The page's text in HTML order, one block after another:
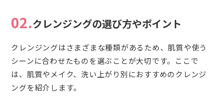
02.クレンジングの選び方やポイント
クレンジングはさまざまな種類があるため、肌質や使う
シーンに合わせたものを選ぶことが大切です。ここで
は、肌質やメイク、洗い上がり別におすすめのクレンジ
ングを紹介します。